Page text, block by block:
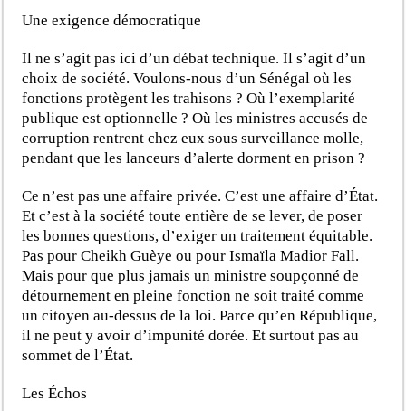
Une exigence démocratique
Il ne s’agit pas ici d’un débat technique. Il s’agit d’un
choix de société. Voulons-nous d’un Sénégal où les
fonctions protègent les trahisons ? Où l’exemplarité
publique est optionnelle ? Où les ministres accusés de
corruption rentrent chez eux sous surveillance molle,
pendant que les lanceurs d’alerte dorment en prison ?
Ce n’est pas une affaire privée. C’est une affaire d’État.
Et c’est à la société toute entière de se lever, de poser
les bonnes questions, d’exiger un traitement équitable.
Pas pour Cheikh Guèye ou pour Ismaïla Madior Fall.
Mais pour que plus jamais un ministre soupçonné de
détournement en pleine fonction ne soit traité comme
un citoyen au-dessus de la loi. Parce qu’en République,
il ne peut y avoir d’impunité dorée. Et surtout pas au
sommet de l’État.
Les Échos